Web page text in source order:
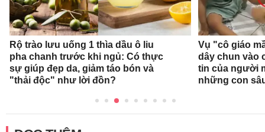
Rộ trào lưu uống 1 thìa dầu ô liu
pha chanh trước khi ngủ: Có thực
sự giúp đẹp da, giảm táo bón và
"thải độc" như lời đồn?
Vụ "cô giáo
dây chun vào
tin của người
những con